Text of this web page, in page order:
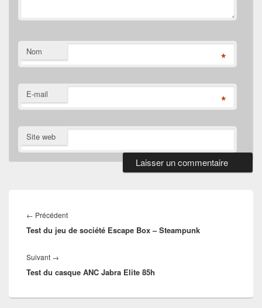
Nom *
E-mail *
Site web
de
l’article
← PrécédentArticle
précédent :
Test du jeu de société Escape Box – Steampunk
Suivant →
suivant :
Test du casque ANC Jabra Elite 85h